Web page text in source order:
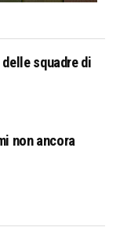
squadre di
non ancora